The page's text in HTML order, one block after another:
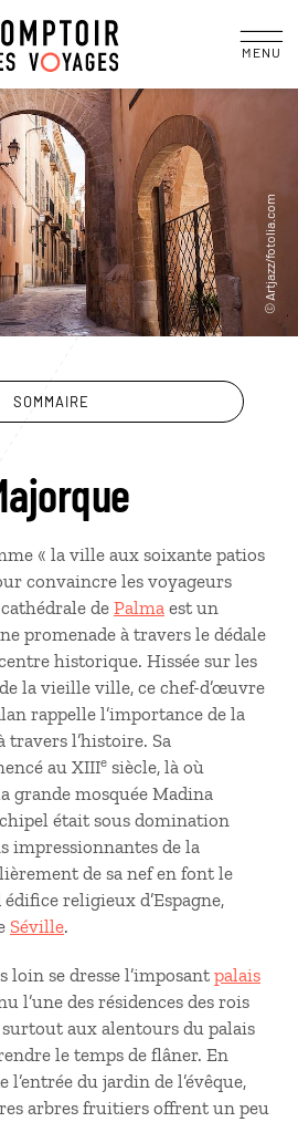
MENU
SOMMAIRE
« la ville aux soixante patios
convaincre les voyageurs
de Palma est un
promenade à travers le dédale
historique. Hissée sur les
la vieille ville, ce chef-d’œuvre
rappelle l’importance de la
l’histoire. Sa
au XIIIe siècle, là où
grande mosquée Madina
était sous domination
impressionnantes de la
de sa nef en font le
religieux d’Espagne,
Séville.
loin se dresse l’imposant palais
l’une des résidences des rois
surtout aux alentours du palais
le temps de flâner. En
l’entrée du jardin de l’évêque,
arbres fruitiers offrent un peu